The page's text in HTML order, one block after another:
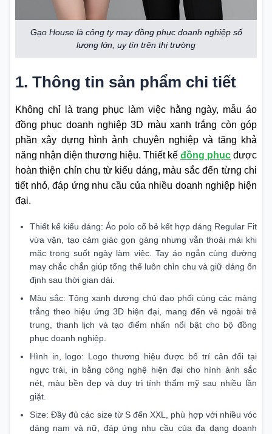
Gạo House là công ty may đồng phục doanh nghiệp số
lượng lớn, uy tín trên thị trường
1. Thông tin sản phẩm chi tiết
Không chỉ là trang phục làm việc hằng ngày, mẫu áo
đồng phục doanh nghiệp 3D màu xanh trắng còn góp
phần xây dựng hình ảnh chuyên nghiệp và tăng khả
năng nhận diện thương hiệu. Thiết kế đồng phục được
hoàn thiện chỉn chu từ kiểu dáng, màu sắc đến từng chi
tiết nhỏ, đáp ứng nhu cầu của nhiều doanh nghiệp hiện
đại.
Thiết kế kiểu dáng: Áo polo cổ bẻ kết hợp dáng Regular Fit
vừa vặn, tạo cảm giác gọn gàng nhưng vẫn thoải mái khi
mặc trong suốt ngày làm việc. Tay áo ngắn cùng đường
may chắc chắn giúp tổng thể luôn chỉn chu và giữ dáng ổn
định sau thời gian dài.
Màu sắc: Tông xanh dương chủ đạo phối cùng các mảng
trắng theo hiệu ứng 3D hiện đại, mang đến vẻ ngoài trẻ
trung, thanh lịch và tạo điểm nhấn nổi bật cho bộ đồng
phục doanh nghiệp.
Hình in, logo: Logo thương hiệu được bố trí cân đối tại
ngực trái, in bằng công nghệ hiện đại cho hình ảnh sắc
nét, màu bền đẹp và duy trì tính thẩm mỹ sau nhiều lần
giặt.
Size: Đầy đủ các size từ S đến XXL, phù hợp với nhiều vóc
dáng nam và nữ, đáp ứng nhu cầu của đa dạng doanh